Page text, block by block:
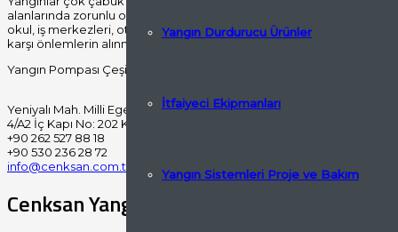
Yangın Durdurucu Ürünler
İtfaiyeci Ekipmanları
Yangın Sistemleri Proje ve Bakım
alanlarında zorunlu olan yangın merdivenleri girişinde kullanılan
okul, iş merkezleri, otel, alışveriş merkezi, yüksek katlı
karşı önlemlerin alınması zorunlu olmaktadır.
Yangın Pompası Çeşitleri? Hakkında bilgi almak için bizler ile
Yeniyalı Mah. Milli Egemenlik Cad. Yarımca Küçük Sanayi A Blok No:
4/A2 İç Kapı No: 202 Körfez/KOCAELİ
+90 262 527 88 18
+90 530 236 28 72
info@cenksan.com.tr
Cenksan Yangın Sosyal Medya